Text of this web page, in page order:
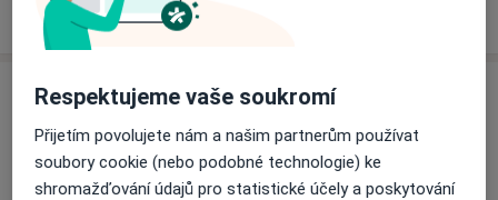
Adresa
Stomatologická ordinace
č.d. 55,Heřmanova Huť 33024
Respektujeme vaše soukromí
Přijetím povolujete nám a našim partnerům používat
soubory cookie (nebo podobné technologie) ke
shromažďování údajů pro statistické účely a poskytování